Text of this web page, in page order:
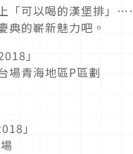
「可以喝的漢堡排
典的嶄新魅力吧。
」
青海地區P區劃
」